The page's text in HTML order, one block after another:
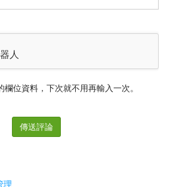
人
欄位資料，下次就不用再輸入一次。
傳送評論
理